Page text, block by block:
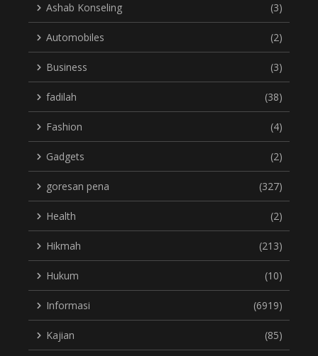
Ashab Konseling (3)
Automobiles (2)
Business (3)
fadilah (38)
Fashion (4)
Gadgets (2)
goresan pena (327)
Health (2)
Hikmah (213)
Hukum (10)
Informasi (6919)
Kajian (85)